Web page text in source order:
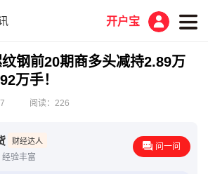
开户宝
纹钢前20期商多头减持2.89万
万手！
阅读：226
财经达人
经验丰富
问一问